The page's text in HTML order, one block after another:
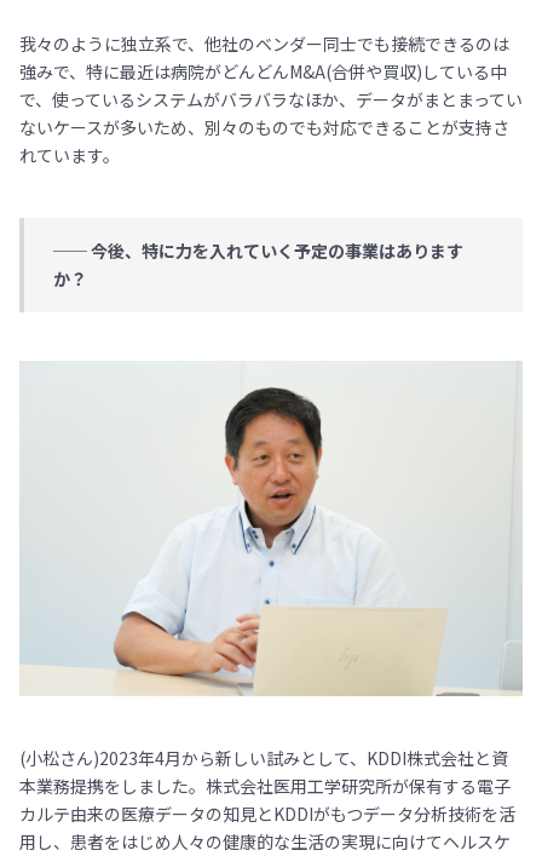
我々のように独立系で、他社のベンダー同士でも接続できるのは
強みで、特に最近は病院がどんどんM&A(合併や買収)している中
で、使っているシステムがバラバラなほか、データがまとまってい
ないケースが多いため、別々のものでも対応できることが支持さ
れています。
── 今後、特に力を入れていく予定の事業はあります
か？
(小松さん)2023年4月から新しい試みとして、KDDI株式会社と資
本業務提携をしました。株式会社医用工学研究所が保有する電子
カルテ由来の医療データの知見とKDDIがもつデータ分析技術を活
用し、患者をはじめ人々の健康的な生活の実現に向けてヘルスケ